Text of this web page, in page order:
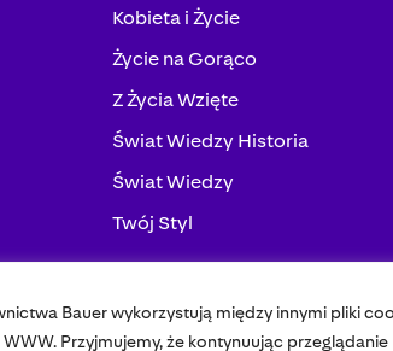
Bauer wykorzystują między innymi pliki
WWW. Przyjmujemy, że kontynuując
Kobieta i Życie
Życie na Gorąco
Z Życia Wzięte
Świat Wiedzy Historia
Świat Wiedzy
Twój Styl
All Rights Reserved.